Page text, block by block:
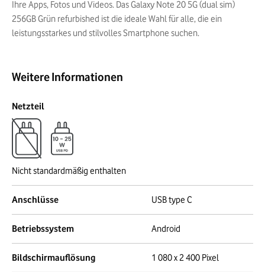
Ihre Apps, Fotos und Videos. Das Galaxy Note 20 5G (dual sim)
256GB Grün refurbished ist die ideale Wahl für alle, die ein
leistungsstarkes und stilvolles Smartphone suchen.
Weitere Informationen
Netzteil
Nicht standardmäßig enthalten
Anschlüsse USB type C
Betriebssystem Android
Bildschirmauflösung 1 080 x 2 400 Pixel